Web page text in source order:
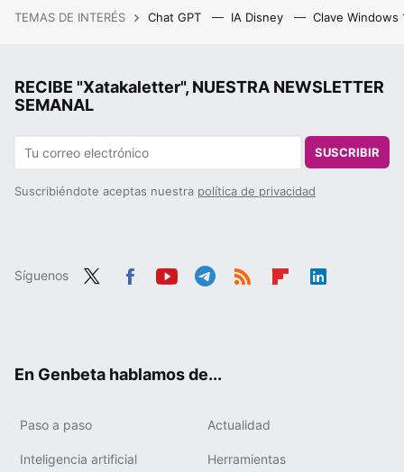
TEMAS DE INTERÉS Chat GPT IA Disney Clave Windows
RECIBE "Xatakaletter", NUESTRA NEWSLETTER
SEMANAL
SUSCRIBIR
Suscribiéndote aceptas nuestra política de privacidad
Síguenos
En Genbeta hablamos de...
Paso a paso Actualidad
Inteligencia artificial Herramientas